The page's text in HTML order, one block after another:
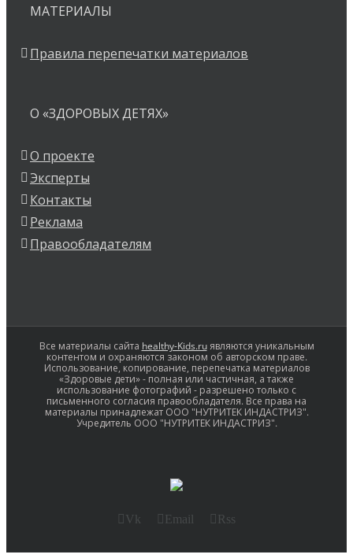
МАТЕРИАЛЫ
Правила перепечатки материалов
О «ЗДОРОВЫХ ДЕТЯХ»
О проекте
Эксперты
Контакты
Реклама
Правообладателям
Все материалы сайта healthy-Kids.ruявляются уникальным
контентом и охраняются законом об авторском праве.
Использование, копирование, перепечатка материалов
«Здоровые дети» - полная или частичная, а также
использование фотографий - разрешено только с
письменного согласия правообладателя. Все права на
материалы принадлежат ООО "НУТРИТЕК ИНДАСТРИЗ".
Учредитель ООО "НУТРИТЕК ИНДАСТРИЗ".
Vk Email Rss